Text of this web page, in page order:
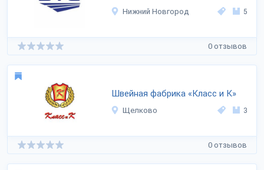
Нижний Новгород 5
0 отзывов
Швейная фабрика «Класс и К»
Щелково 3
0 отзывов